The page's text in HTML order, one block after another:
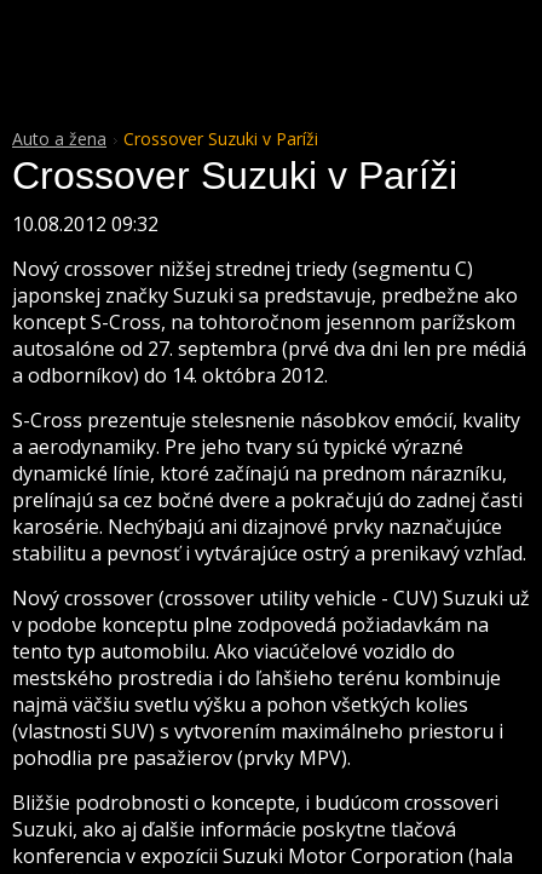
Auto a žena Crossover Suzuki v Paríži
Crossover Suzuki v Paríži
10.08.2012 09:32
Nový crossover nižšej strednej triedy (segmentu C)
japonskej značky Suzuki sa predstavuje, predbežne ako
koncept S-Cross, na tohtoročnom jesennom parížskom
autosalóne od 27. septembra (prvé dva dni len pre médiá
a odborníkov) do 14. októbra 2012.
S-Cross prezentuje stelesnenie násobkov emócií, kvality
a aerodynamiky. Pre jeho tvary sú typické výrazné
dynamické línie, ktoré začínajú na prednom nárazníku,
prelínajú sa cez bočné dvere a pokračujú do zadnej časti
karosérie. Nechýbajú ani dizajnové prvky naznačujúce
stabilitu a pevnosť i vytvárajúce ostrý a prenikavý vzhľad.
Nový crossover (crossover utility vehicle - CUV) Suzuki už
v podobe konceptu plne zodpovedá požiadavkám na
tento typ automobilu. Ako viacúčelové vozidlo do
mestského prostredia i do ľahšieho terénu kombinuje
najmä väčšiu svetlu výšku a pohon všetkých kolies
(vlastnosti SUV) s vytvorením maximálneho priestoru i
pohodlia pre pasažierov (prvky MPV).
Bližšie podrobnosti o koncepte, i budúcom crossoveri
Suzuki, ako aj ďalšie informácie poskytne tlačová
konferencia v expozícii Suzuki Motor Corporation (hala